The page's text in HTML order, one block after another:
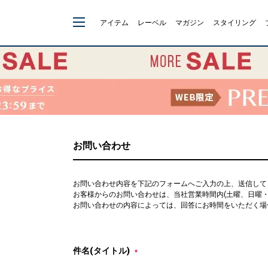
アイテム レーベル マガジン スタイリング
お問い合わせ
お問い合わせ内容を下記のフォームへご入力の上、送信し
お客様からのお問い合わせは、当社営業時間内(土曜、日
お問い合わせの内容によっては、回答にお時間をいただく
件名(タイトル) *